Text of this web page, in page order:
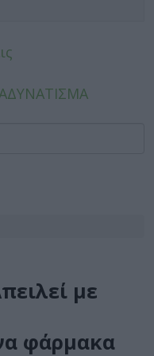
με
φάρμακα